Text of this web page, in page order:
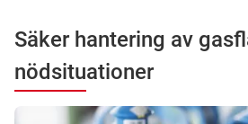
Säker hantering av
nödsituationer